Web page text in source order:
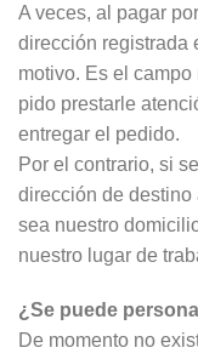
A veces, al pagar
dirección registrada
motivo. Es el campo
pido prestarle
entregar el pedido.
Por el contrario, si
dirección de
sea nuestro
nuestro lugar de
¿Se puede
De momento no